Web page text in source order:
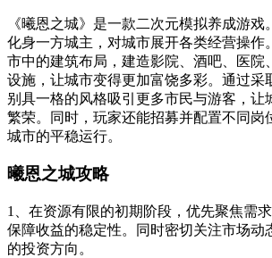
《曦恩之城》是一款二次元模拟养成游
化身一方城主，对城市展开各类经营操作
市中的建筑布局，建造影院、酒吧、医院
设施，让城市变得更加富饶多彩。通过采
别具一格的风格吸引更多市民与游客，让
繁荣。同时，玩家还能招募并配置不同岗
城市的平稳运行。
曦恩之城攻略
1、在资源有限的初期阶段，优先聚焦需
保障收益的稳定性。同时密切关注市场动
的投资方向。